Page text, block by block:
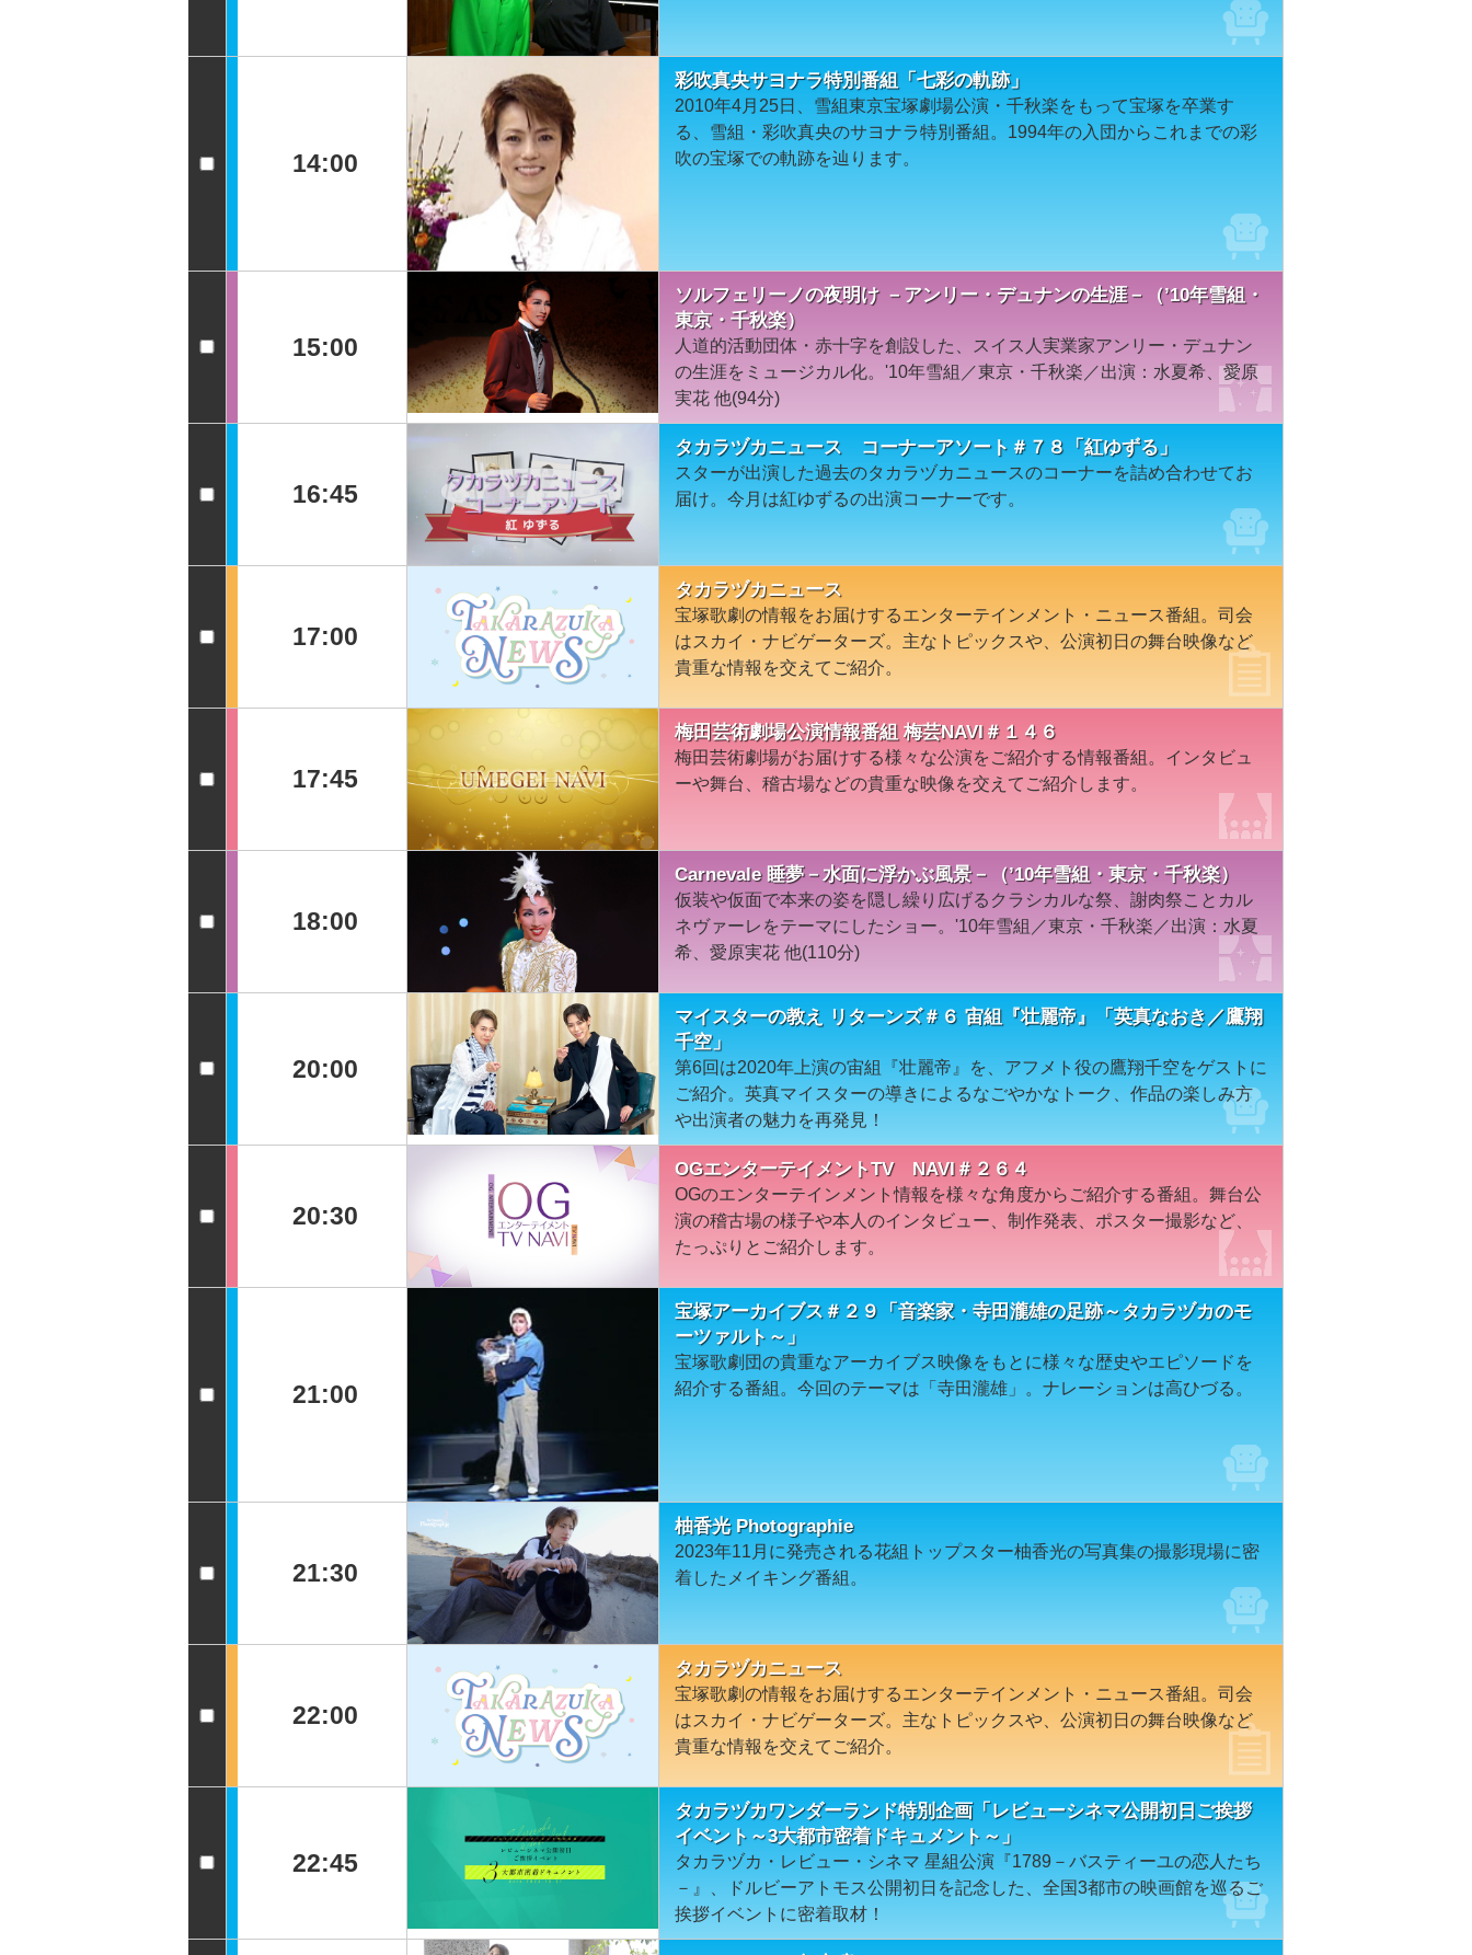
14:00
彩吹真央サヨナラ特別番組「七彩の軌跡」
2010年4月25日、雪組東京宝塚劇場公演・千秋楽をもって宝塚を卒業す
る、雪組・彩吹真央のサヨナラ特別番組。1994年の入団からこれまでの彩
吹の宝塚での軌跡を辿ります。
15:00
ソルフェリーノの夜明け －アンリー・デュナンの生涯－（’10年雪組・
東京・千秋楽）
人道的活動団体・赤十字を創設した、スイス人実業家アンリー・デュナン
の生涯をミュージカル化。'10年雪組／東京・千秋楽／出演：水夏希、愛原
実花 他(94分)
16:45
タカラヅカニュース コーナーアソート＃７８「紅ゆずる」
スターが出演した過去のタカラヅカニュースのコーナーを詰め合わせてお
届け。今月は紅ゆずるの出演コーナーです。
17:00
タカラヅカニュース
宝塚歌劇の情報をお届けするエンターテインメント・ニュース番組。司会
はスカイ・ナビゲーターズ。主なトピックスや、公演初日の舞台映像など
貴重な情報を交えてご紹介。
17:45
梅田芸術劇場公演情報番組 梅芸NAVI＃１４６
梅田芸術劇場がお届けする様々な公演をご紹介する情報番組。インタビュ
ーや舞台、稽古場などの貴重な映像を交えてご紹介します。
18:00
Carnevale 睡夢－水面に浮かぶ風景－（’10年雪組・東京・千秋楽）
仮装や仮面で本来の姿を隠し繰り広げるクラシカルな祭、謝肉祭ことカル
ネヴァーレをテーマにしたショー。'10年雪組／東京・千秋楽／出演：水夏
希、愛原実花 他(110分)
20:00
マイスターの教え リターンズ＃６ 宙組『壮麗帝』「英真なおき／鷹翔
千空」
第6回は2020年上演の宙組『壮麗帝』を、アフメト役の鷹翔千空をゲストに
ご紹介。英真マイスターの導きによるなごやかなトーク、作品の楽しみ方
や出演者の魅力を再発見！
20:30
OGエンターテイメントTV NAVI＃２６４
OGのエンターテインメント情報を様々な角度からご紹介する番組。舞台公
演の稽古場の様子や本人のインタビュー、制作発表、ポスター撮影など、
たっぷりとご紹介します。
21:00
宝塚アーカイブス＃２９「音楽家・寺田瀧雄の足跡～タカラヅカのモ
ーツァルト～」
宝塚歌劇団の貴重なアーカイブス映像をもとに様々な歴史やエピソードを
紹介する番組。今回のテーマは「寺田瀧雄」。ナレーションは高ひづる。
21:30
柚香光 Photographie
2023年11月に発売される花組トップスター柚香光の写真集の撮影現場に密
着したメイキング番組。
22:00
タカラヅカニュース
宝塚歌劇の情報をお届けするエンターテインメント・ニュース番組。司会
はスカイ・ナビゲーターズ。主なトピックスや、公演初日の舞台映像など
貴重な情報を交えてご紹介。
22:45
タカラヅカワンダーランド特別企画「レビューシネマ公開初日ご挨拶
イベント～3大都市密着ドキュメント～」
タカラヅカ・レビュー・シネマ 星組公演『1789－バスティーユの恋人たち
－』、ドルビーアトモス公開初日を記念した、全国3都市の映画館を巡るご
挨拶イベントに密着取材！